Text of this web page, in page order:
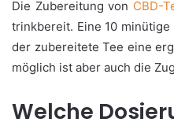
Die Zubereitung von CBD-
trinkbereit. Eine 10
der zubereitete Tee eine
möglich ist aber auch die
Welche